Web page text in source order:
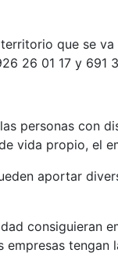
que se
26 01 17 y 691
personas con
vida propio, el
aportar